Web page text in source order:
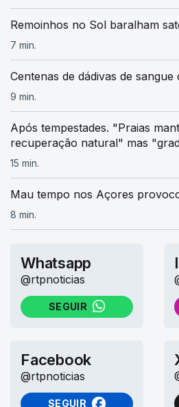
Remoinhos no Sol baralham
7 min.
Centenas de dádivas de sangue
9 min.
Após tempestades. "Praias
recuperação natural" mas
15 min.
Mau tempo nos Açores
8 min.
Whatsapp
@rtpnoticias
SEGUIR
NO WHATSAPP
Facebook
@rtpnoticias
SEGUIR